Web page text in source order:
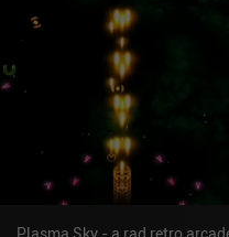
Plasma Sky - a rad retro